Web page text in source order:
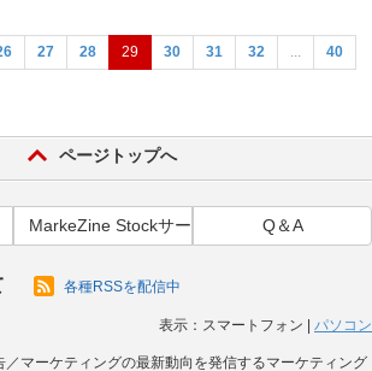
27 28 29 30 31 32 ... 40
ページトップへ
MarkeZine Stockサービス利用規約
Q＆A
各種RSSを配信中
表示： スマートフォン パソコン
マーケティングの最新動向を発信するマーケティング